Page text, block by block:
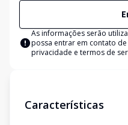
As informações serão
possa entrar em contato
privacidade e termos de
Características